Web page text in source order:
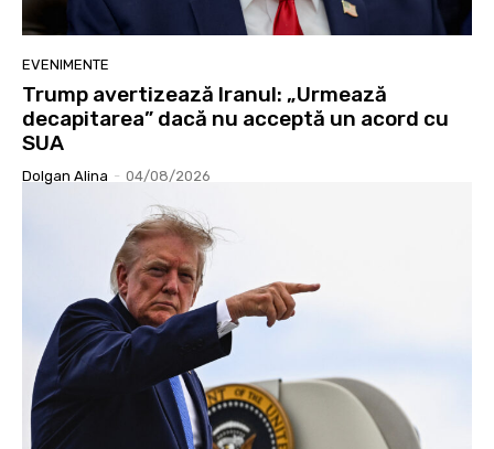
EVENIMENTE
Trump avertizează Iranul: „Urmează
decapitarea” dacă nu acceptă un acord cu
SUA
Dolgan Alina - 04/08/2026